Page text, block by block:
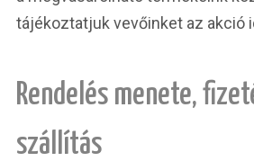
tájékoztatjuk vevőinket az akció
Rendelés menete,
szállítás